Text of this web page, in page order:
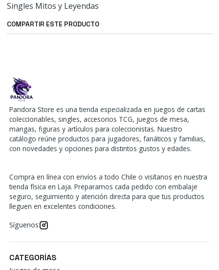
Singles Mitos y Leyendas
COMPARTIR ESTE PRODUCTO
Pandora Store es una tienda especializada en juegos de cartas
coleccionables, singles, accesorios TCG, juegos de mesa,
mangas, figuras y artículos para coleccionistas. Nuestro
catálogo reúne productos para jugadores, fanáticos y familias,
con novedades y opciones para distintos gustos y edades.
Compra en línea con envíos a todo Chile o visítanos en nuestra
tienda física en Laja. Preparamos cada pedido con embalaje
seguro, seguimiento y atención directa para que tus productos
lleguen en excelentes condiciones.
Síguenos
CATEGORÍAS